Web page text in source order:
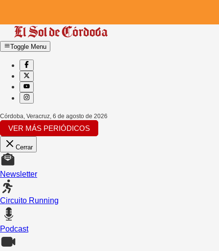
Toggle Menu
Córdoba, Veracruz 6 de agosto de 2026
VER MÁS PERIÓDICOS
Cerrar
Newsletter
Circuito Running
Podcast